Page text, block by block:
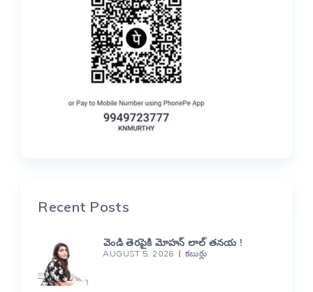
Recent Posts
వెండి తెరపైకి మోహన్ లాల్ తనయ !
AUGUST 5, 2026 కబుర్లు